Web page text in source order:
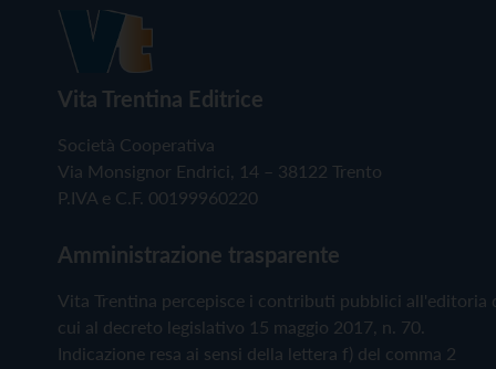
Vita Trentina Editrice
Società Cooperativa
Via Monsignor Endrici, 14 – 38122 Trento
P.IVA e C.F. 00199960220
Amministrazione trasparente
Vita Trentina percepisce i contributi pubblici all'editoria
cui al decreto legislativo 15 maggio 2017, n. 70.
Indicazione resa ai sensi della lettera f) del comma 2